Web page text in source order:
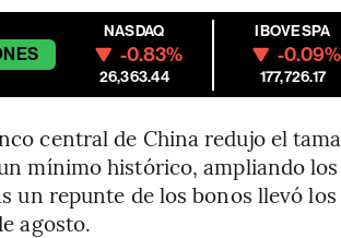
NASDAQ
-0.83%
26,363.44
IBOVESPA
-0.09%
177,726.17
central de China redujo el
mínimo histórico, ampliando
un repunte de los bonos llevó
agosto.